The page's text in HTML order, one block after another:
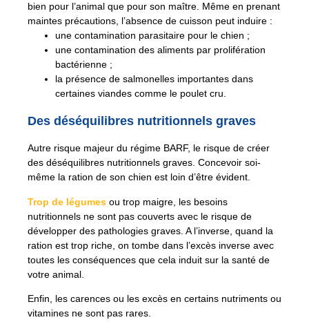
bien pour l’animal que pour son maître. Même en prenant
maintes précautions, l’absence de cuisson peut induire :
une contamination parasitaire pour le chien ;
une contamination des aliments par prolifération
bactérienne ;
la présence de salmonelles importantes dans
certaines viandes comme le poulet cru.
Des déséquilibres nutritionnels graves
Autre risque majeur du régime BARF, le risque de créer
des déséquilibres nutritionnels graves. Concevoir soi-
même la ration de son chien est loin d’être évident.
Trop de légumes ou trop maigre, les besoins
nutritionnels ne sont pas couverts avec le risque de
développer des pathologies graves. A l’inverse, quand la
ration est trop riche, on tombe dans l’excès inverse avec
toutes les conséquences que cela induit sur la santé de
votre animal.
Enfin, les carences ou les excès en certains nutriments ou
vitamines ne sont pas rares.